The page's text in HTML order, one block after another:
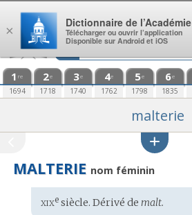
Aller au contenu
1 re
1694
2e
1718
3e
1740
4e
1762
5e
1798
6e
1835
malterie
MALTERIE nom féminin
Étymologie
xixesiècle. Dérivé de malt.
×
Dictionnaire de l’Académie
Télécharger ou ouvrir l’application
Disponible sur Android et iOS